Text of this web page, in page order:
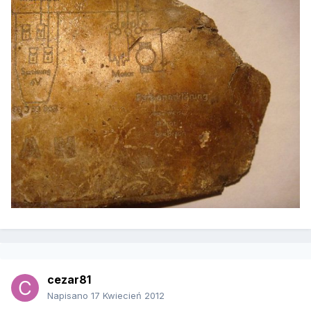
cezar81
Napisano 17 Kwiecień 2012